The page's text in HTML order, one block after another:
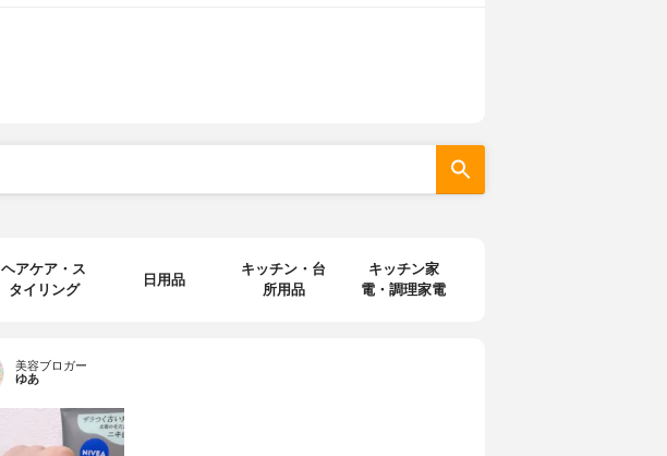
ヘアケア・ス
タイリング
日用品
キッチン・台
所用品
キッチン家
電・調理家電
美容ブロガー
ゆあ